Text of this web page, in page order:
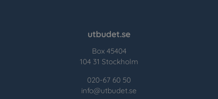
utbudet.se
Box 45404
104 31 Stockholm
020-67 60 50
info@utbudet.se